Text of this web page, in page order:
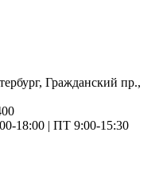
Гражданский пр.,
18:00 | ПТ 9:00-15:30